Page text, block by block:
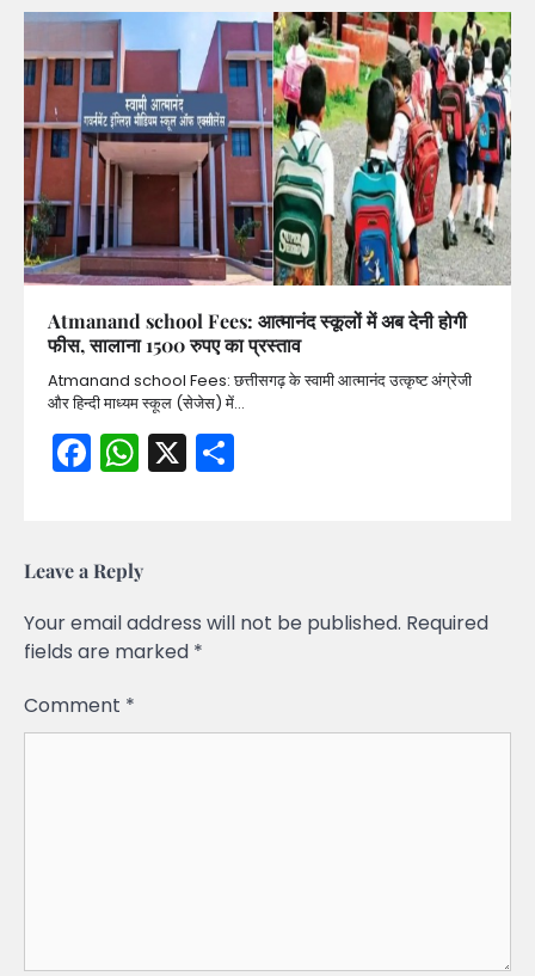
Atmanand school Fees: आत्मानंद स्कूलों में अब देनी होगी
फीस, सालाना 1500 रुपए का प्रस्ताव
Atmanand school Fees: छत्तीसगढ़ के स्वामी आत्मानंद उत्कृष्ट अंग्रेजी
और हिन्दी माध्यम स्कूल (सेजेस) में…
Facebook
WhatsApp
X
Leave a Reply
Your email address will not be published. Required
fields are marked *
Comment *